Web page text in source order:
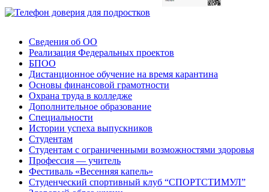
Сведения об ОО
Реализация Федеральных проектов
БПОО
Дистанционное обучение на время карантина
Основы финансовой грамотности
Охрана труда в колледже
Дополнительное образование
Специальности
Истории успеха выпускников
Студентам
Студентам с ограниченными возможностями здоровья
Профессия — учитель
Фестиваль «Весенняя капель»
Студенческий спортивный клуб “СПОРТСТИМУЛ”